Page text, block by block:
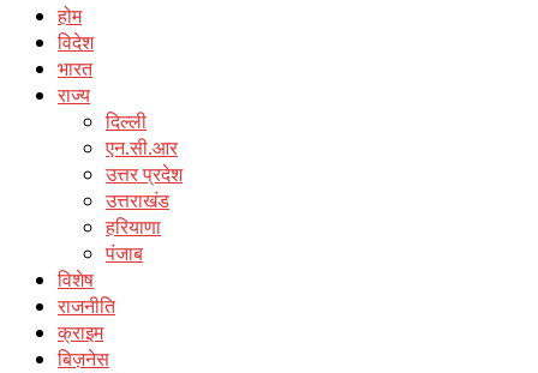
होम
विदेश
भारत
राज्य
दिल्ली
एन.सी.आर
उत्तर प्रदेश
उत्तराखंड
हरियाणा
पंजाब
विशेष
राजनीति
क्राइम
बिज़नेस